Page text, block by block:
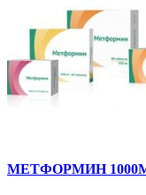
МЕТФОРМИН